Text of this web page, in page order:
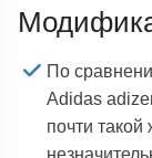
По
Adidas
почти